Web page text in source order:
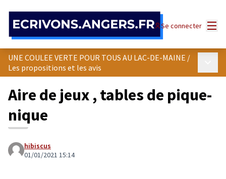
Se connecter
UNE COULEE VERTE POUR TOUS AU LAC-DE-MAINE /
Les propositions et les avis
Aire de jeux , tables de pique-
nique
hibiscus
01/01/2021 15:14